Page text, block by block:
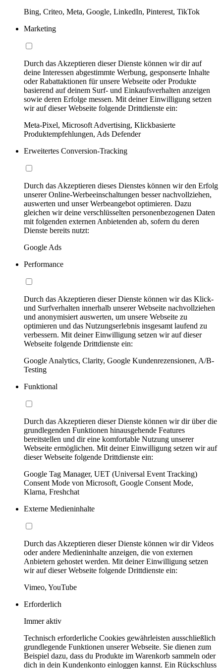
Bing, Criteo, Meta, Google, LinkedIn, Pinterest, TikTok
Marketing
Durch das Akzeptieren dieser Dienste können wir dir auf
deine Interessen abgestimmte Werbung, gesponserte Inhalte
oder Rabattaktionen für unsere Webseite oder Produkte
basierend auf deinem Surf- und Einkaufsverhalten anzeigen
sowie deren Erfolge messen. Mit deiner Einwilligung setzen
wir auf dieser Webseite folgende Drittdienste ein:
Meta-Pixel, Microsoft Advertising, Klickbasierte
Produktempfehlungen, Ads Defender
Erweitertes Conversion-Tracking
Durch das Akzeptieren dieses Dienstes können wir den Erfolg
unserer Online-Werbeeinschaltungen besser nachvollziehen,
auswerten und unser Werbeangebot optimieren. Dazu
gleichen wir deine verschlüsselten personenbezogenen Daten
mit folgenden externen Anbietenden ab, sofern du deren
Dienste bereits nutzt:
Google Ads
Performance
Durch das Akzeptieren dieser Dienste können wir das Klick-
und Surfverhalten innerhalb unserer Webseite nachvollziehen
und anonymisiert auswerten, um unsere Webseite zu
optimieren und das Nutzungserlebnis insgesamt laufend zu
verbessern. Mit deiner Einwilligung setzen wir auf dieser
Webseite folgende Drittdienste ein:
Google Analytics, Clarity, Google Kundenrezensionen, A/B-
Testing
Funktional
Durch das Akzeptieren dieser Dienste können wir dir über die
grundlegenden Funktionen hinausgehende Features
bereitstellen und dir eine komfortable Nutzung unserer
Webseite ermöglichen. Mit deiner Einwilligung setzen wir auf
dieser Webseite folgende Drittdienste ein:
Google Tag Manager, UET (Universal Event Tracking)
Consent Mode von Microsoft, Google Consent Mode,
Klarna, Freshchat
Externe Medieninhalte
Durch das Akzeptieren dieser Dienste können wir dir Videos
oder andere Medieninhalte anzeigen, die von externen
Anbietern gehostet werden. Mit deiner Einwilligung setzen
wir auf dieser Webseite folgende Drittdienste ein:
Vimeo, YouTube
Erforderlich
Immer aktiv
Technisch erforderliche Cookies gewährleisten ausschließlich
grundlegende Funktionen unserer Webseite. Sie dienen zum
Beispiel dazu, dass du Produkte im Warenkorb sammeln oder
dich in dein Kundenkonto einloggen kannst. Ein Rückschluss